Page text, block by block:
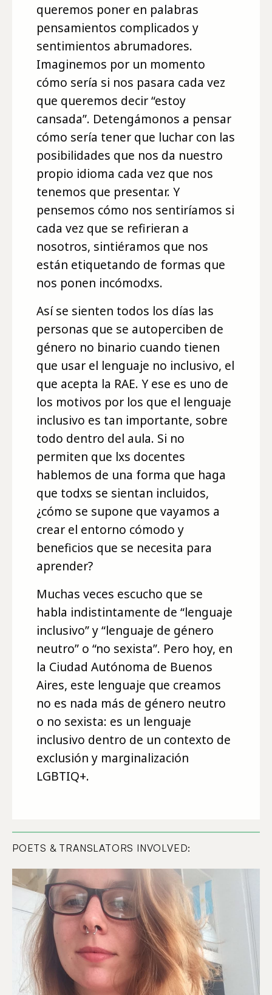
queremos poner en palabras
pensamientos complicados y
sentimientos abrumadores.
Imaginemos por un momento
cómo sería si nos pasara cada vez
que queremos decir “estoy
cansada”. Detengámonos a pensar
cómo sería tener que luchar con las
posibilidades que nos da nuestro
propio idioma cada vez que nos
tenemos que presentar. Y
pensemos cómo nos sentiríamos si
cada vez que se refirieran a
nosotros, sintiéramos que nos
están etiquetando de formas que
nos ponen incómodxs.
Así se sienten todos los días las
personas que se autoperciben de
género no binario cuando tienen
que usar el lenguaje no inclusivo, el
que acepta la RAE. Y ese es uno de
los motivos por los que el lenguaje
inclusivo es tan importante, sobre
todo dentro del aula. Si no
permiten que lxs docentes
hablemos de una forma que haga
que todxs se sientan incluidos,
¿cómo se supone que vayamos a
crear el entorno cómodo y
beneficios que se necesita para
aprender?
Muchas veces escucho que se
habla indistintamente de “lenguaje
inclusivo” y “lenguaje de género
neutro” o “no sexista”. Pero hoy, en
la Ciudad Autónoma de Buenos
Aires, este lenguaje que creamos
no es nada más de género neutro
o no sexista: es un lenguaje
inclusivo dentro de un contexto de
exclusión y marginalización
LGBTIQ+.
POETS & TRANSLATORS INVOLVED: